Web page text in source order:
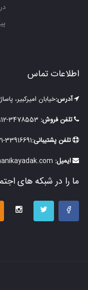
اطلاعات تماس
آدرس:خیابان امیرکبیر،
تلفن فروش:
تلفن پشتیبانی:33916691-021
ایمیل:
ما را در شبکه های